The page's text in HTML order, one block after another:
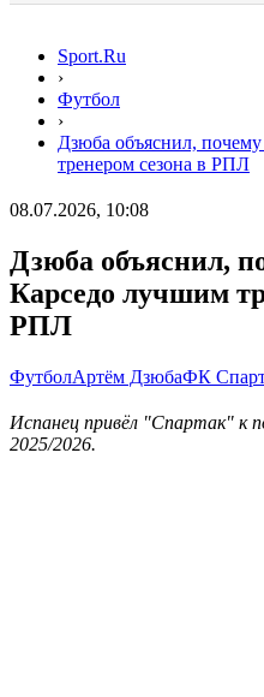
Sport.Ru
›
Футбол
›
Дзюба объяснил,
тренером сезона в РПЛ
08.07.2026, 10:08
Дзюба объяснил,
Карседо лучшим
РПЛ
ФутболАртём ДзюбаФК
Испанец привёл "Спартак" к
2025/2026.